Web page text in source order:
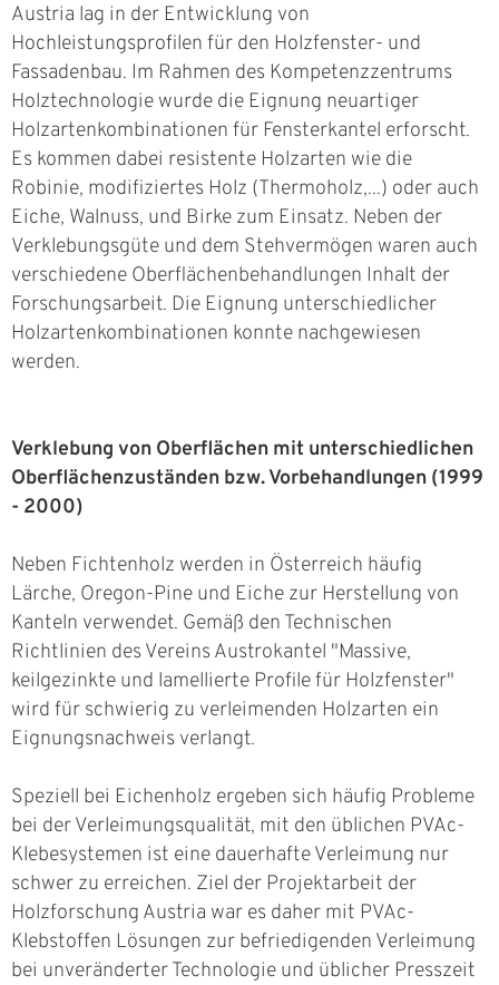
Austria lag in der Entwicklung von
Hochleistungsprofilen für den Holzfenster- und
Fassadenbau. Im Rahmen des Kompetenzzentrums
Holztechnologie wurde die Eignung neuartiger
Holzartenkombinationen für Fensterkantel erforscht.
Es kommen dabei resistente Holzarten wie die
Robinie, modifiziertes Holz (Thermoholz,...) oder auch
Eiche, Walnuss, und Birke zum Einsatz. Neben der
Verklebungsgüte und dem Stehvermögen waren auch
verschiedene Oberflächenbehandlungen Inhalt der
Forschungsarbeit. Die Eignung unterschiedlicher
Holzartenkombinationen konnte nachgewiesen
werden.
Verklebung von Oberflächen mit unterschiedlichen
Oberflächenzuständen bzw. Vorbehandlungen (1999
- 2000)
Neben Fichtenholz werden in Österreich häufig
Lärche, Oregon-Pine und Eiche zur Herstellung von
Kanteln verwendet. Gemäß den Technischen
Richtlinien des Vereins Austrokantel "Massive,
keilgezinkte und lamellierte Profile für Holzfenster"
wird für schwierig zu verleimenden Holzarten ein
Eignungsnachweis verlangt.
Speziell bei Eichenholz ergeben sich häufig Probleme
bei der Verleimungsqualität, mit den üblichen PVAc-
Klebesystemen ist eine dauerhafte Verleimung nur
schwer zu erreichen. Ziel der Projektarbeit der
Holzforschung Austria war es daher mit PVAc-
Klebstoffen Lösungen zur befriedigenden Verleimung
bei unveränderter Technologie und üblicher Presszeit